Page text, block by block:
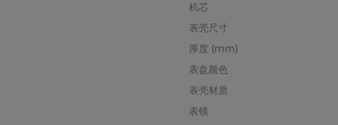
机芯
表壳尺寸
厚度 (mm)
表盘颜色
表壳材质
表镜